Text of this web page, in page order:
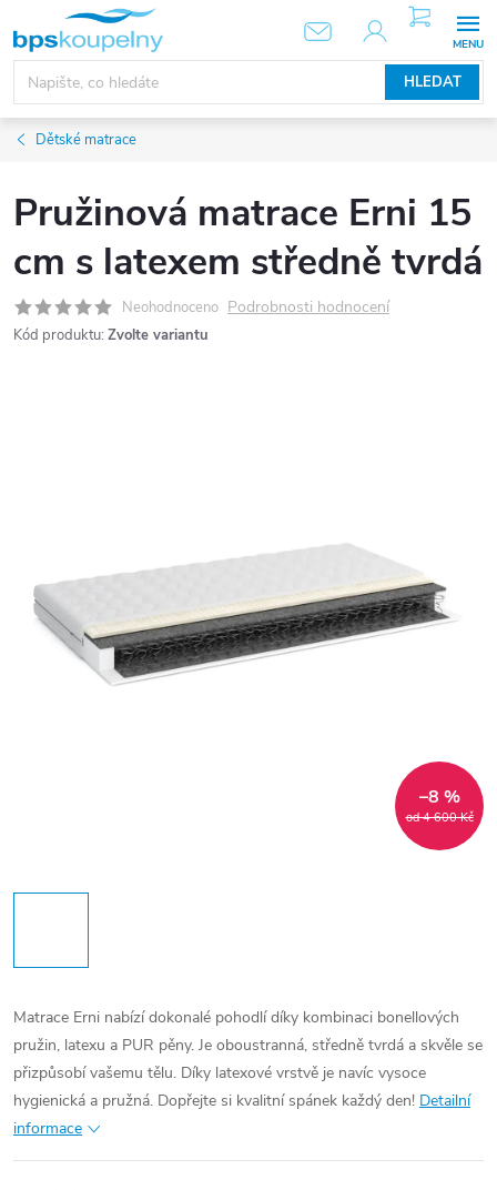
obsah
HLEDAT
NÁKUPNÍ
KOŠÍK
Dětské matrace
Pružinová matrace Erni 15
cm s latexem středně tvrdá
Neohodnoceno Podrobnosti hodnocení
Kód produktu: Zvolte variantu
od 4 600 Kč
–8 %
Matrace Erni nabízí dokonalé pohodlí díky kombinaci bonellových
pružin, latexu a PUR pěny. Je oboustranná, středně tvrdá a skvěle se
přizpůsobí vašemu tělu. Díky latexové vrstvě je navíc vysoce
hygienická a pružná. Dopřejte si kvalitní spánek každý den! Detailní
informace